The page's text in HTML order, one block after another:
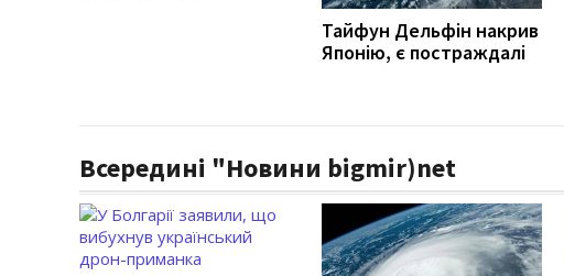
Тайфун Дельфін накрив
Японію, є постраждалі
Всередині "Новини bigmir)net